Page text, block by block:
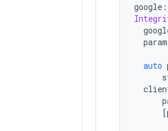
google
auto
[